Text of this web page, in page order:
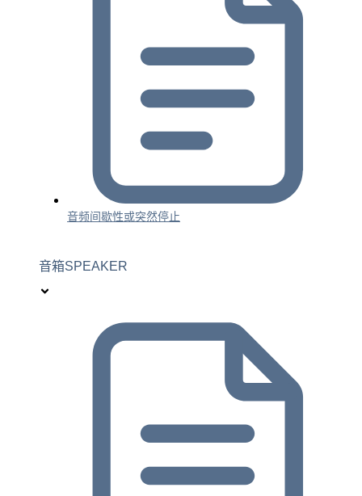
音频间歇性或突然停止
音箱SPEAKER